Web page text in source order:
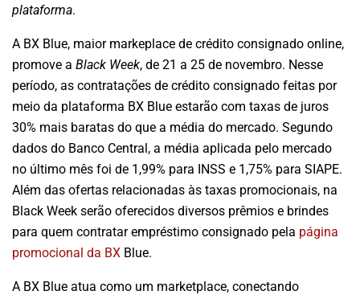
plataforma.
A BX Blue, maior markeplace de crédito consignado online,
promove a Black Week, de 21 a 25 de novembro. Nesse
período, as contratações de crédito consignado feitas por
meio da plataforma BX Blue estarão com taxas de juros
30% mais baratas do que a média do mercado. Segundo
dados do Banco Central, a média aplicada pelo mercado
no último mês foi de 1,99% para INSS e 1,75% para SIAPE.
Além das ofertas relacionadas às taxas promocionais, na
Black Week serão oferecidos diversos prêmios e brindes
para quem contratar empréstimo consignado pela página
promocional da BX Blue.
A BX Blue atua como um marketplace, conectando